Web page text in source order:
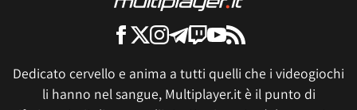
Dedicato cervello e anima a tutti quelli che i videogiochi
li hanno nel sangue, Multiplayer.it è il punto di